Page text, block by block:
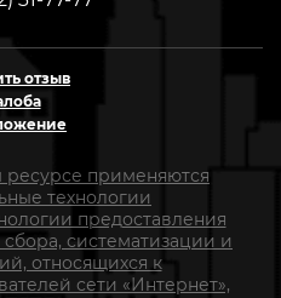
отзыв
применяются
технологии
предоставления
систематизации и
относящихся к
сети «Интернет»,